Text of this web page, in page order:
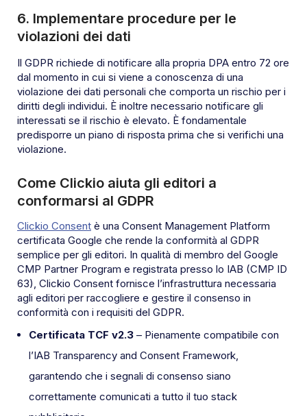
6. Implementare procedure per le
violazioni dei dati
Il GDPR richiede di notificare alla propria DPA entro 72 ore
dal momento in cui si viene a conoscenza di una
violazione dei dati personali che comporta un rischio per i
diritti degli individui. È inoltre necessario notificare gli
interessati se il rischio è elevato. È fondamentale
predisporre un piano di risposta prima che si verifichi una
violazione.
Come Clickio aiuta gli editori a
conformarsi al GDPR
Clickio Consent è una Consent Management Platform
certificata Google che rende la conformità al GDPR
semplice per gli editori. In qualità di membro del Google
CMP Partner Program e registrata presso lo IAB (CMP ID
63), Clickio Consent fornisce l’infrastruttura necessaria
agli editori per raccogliere e gestire il consenso in
conformità con i requisiti del GDPR.
Certificata TCF v2.3 – Pienamente compatibile con
l’IAB Transparency and Consent Framework,
garantendo che i segnali di consenso siano
correttamente comunicati a tutto il tuo stack